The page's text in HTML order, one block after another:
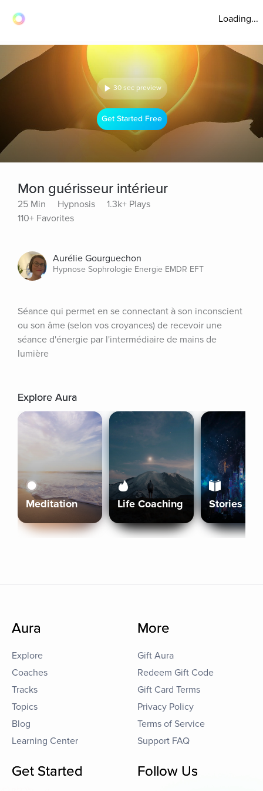
Loading...
30 sec preview
Get Started Free
Mon guérisseur intérieur
25 Min Hypnosis
1.3k+ Plays
110+ Favorites
Aurélie Gourguechon
Hypnose Sophrologie Energie EMDR EFT
Séance qui permet en se connectant à son inconscient
ou son âme (selon vos croyances) de recevoir une
séance d'énergie par l'intermédiaire de mains de
lumière
Explore Aura
Meditation Life Coaching Stories
Aura
Explore
Coaches
Tracks
Topics
Blog
Learning Center
More
Gift Aura
Redeem Gift Code
Gift Card Terms
Privacy Policy
Terms of Service
Support FAQ
Get Started Follow Us